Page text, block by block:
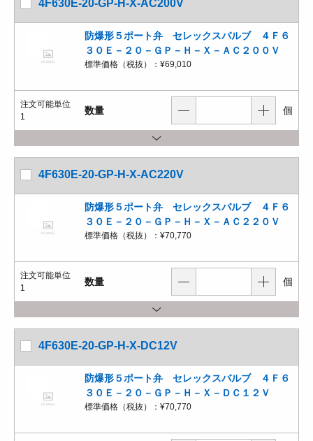
4F630E-20-GP-H-X-AC200V
防爆形５ポート弁 セレックスバルブ ４Ｆ６
３０Ｅ－２０－ＧＰ－Ｈ－Ｘ－ＡＣ２００Ｖ
標準価格（税抜）： ¥69,010
注文可能単位
1
数量 個
4F630E-20-GP-H-X-AC220V
防爆形５ポート弁 セレックスバルブ ４Ｆ６
３０Ｅ－２０－ＧＰ－Ｈ－Ｘ－ＡＣ２２０Ｖ
標準価格（税抜）： ¥70,770
注文可能単位
1
数量 個
4F630E-20-GP-H-X-DC12V
防爆形５ポート弁 セレックスバルブ ４Ｆ６
３０Ｅ－２０－ＧＰ－Ｈ－Ｘ－ＤＣ１２Ｖ
標準価格（税抜）： ¥70,770